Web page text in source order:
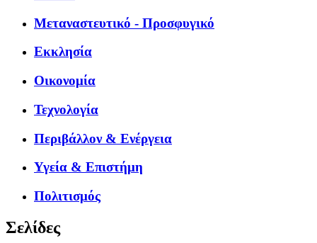
Μεταναστευτικό - Προσφυγικό
Εκκλησία
Οικονομία
Τεχνολογία
Περιβάλλον & Ενέργεια
Υγεία & Επιστήμη
Πολιτισμός
Σελίδες